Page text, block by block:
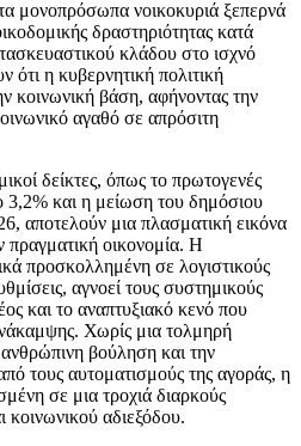
μονοπρόσωπα νοικοκυριά ξεπερνά
δραστηριότητας κατά
κλάδου στο ισχνό
η κυβερνητική πολιτική
κοινωνική βάση, αφήνοντας την
αγαθό σε απρόσιτη
δείκτες, όπως το πρωτογενές
3,2% και η μείωση του δημόσιου
αποτελούν μια πλασματική εικόνα
πραγματική οικονομία. Η
προσκολλημένη σε λογιστικούς
αγνοεί τους συστημικούς
και το αναπτυξιακό κενό που
Χωρίς μια τολμηρή
βούληση και την
τους αυτοματισμούς της αγοράς, η
σε μια τροχιά διαρκούς
κοινωνικού αδιεξόδου.